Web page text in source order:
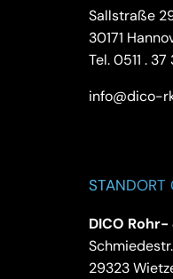
Sallstraße
30171
Tel.0511 .
info@dico-
STANDORT
DICO
29323